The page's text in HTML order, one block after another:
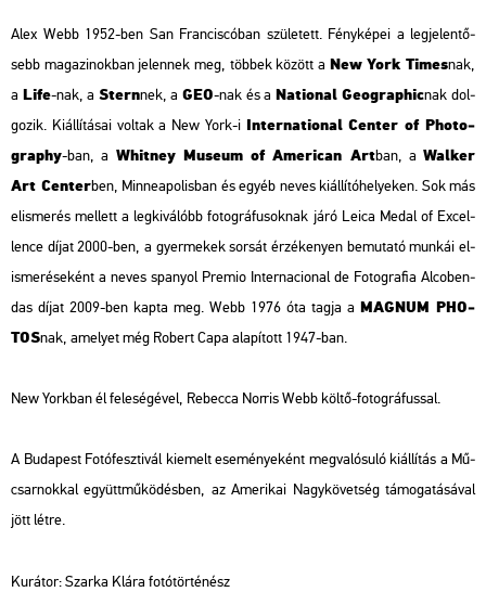
Alex Webb 1952-ben San Fran­cis­có­ban szü­le­tett. Fény­ké­pei a leg­je­len­tő­
sebb ma­ga­zi­nok­ban je­len­nek meg, töb­bek kö­zött a New York Timesnak,
a Life-nak, a Sternnek, aGEO-nak és a Na­ti­o­nal Geo­gra­phicnak dol­
go­zik. Ki­ál­lí­tá­sai vol­tak a New York-i In­ter­na­ti­o­nal Cen­ter of Pho­to­
gra­phy-ban, a Whit­ney Mus­e­um of Ame­ri­can Artban, a Wal­ker
Art Cen­terben, Min­nea­po­lis­ban és egyéb neves ki­ál­lí­tó­he­lye­ken. Sok más
el­is­me­rés mel­lett a leg­ki­vá­lóbb fo­tog­rá­fu­sok­nak járó Leica Medal of Ex­cel­
len­ce díjat 2000-ben, a gyer­me­kek sor­sát ér­zé­ke­nyen be­mu­ta­tó mun­kái el­
is­me­ré­se­ként a neves spa­nyol Pre­mio In­ter­na­ci­o­nal de Fo­tog­ra­fia Al­coben­
das díjat 2009-ben kapta meg. Webb 1976 óta tagja a MAG­NUM PHO­
TOSnak, ame­lyet még Ro­bert Capa ala­pí­tott 1947-ban.
New York­ban él fe­le­sé­gé­vel, Re­becca Nor­ris Webb költő-fo­tog­rá­fus­sal.
A Bu­da­pest Fo­tó­fesz­ti­vál ki­emelt ese­mé­nye­ként meg­va­ló­su­ló ki­ál­lí­tás a Mű­
csar­nok­kal együtt­mű­kö­dés­ben, az Ame­ri­kai Nagy­kö­vet­ség tá­mo­ga­tá­sá­val
jött létre.
Ku­rá­tor: Szar­ka Klára fo­tó­tör­té­nész